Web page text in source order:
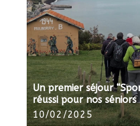
Un premier séjour
réussi pour nos séniors
10/02/2025